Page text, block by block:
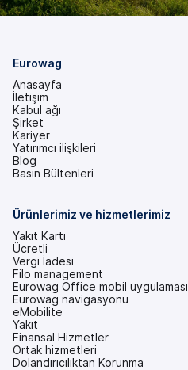
Eurowag
Anasayfa
İletişim
Kabul ağı
Şirket
Kariyer
Yatırımcı ilişkileri
(yeni
bir
Blog
Basın Bültenleri
Ürünlerimiz ve hizmetlerimiz
Yakıt Kartı
Ücretli
Vergi İadesi
Filo management
Eurowag Office mobil uygulaması
Eurowag navigasyonu
eMobilite
Yakıt
Finansal Hizmetler
Ortak hizmetleri
Dolandırıcılıktan Korunma